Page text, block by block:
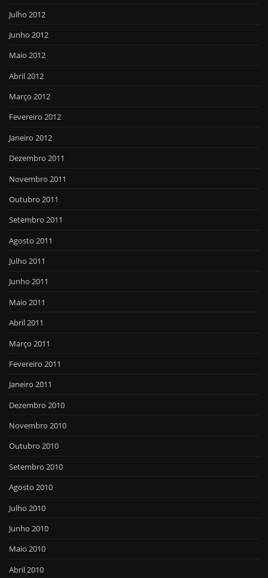
Julho 2012
Junho 2012
Maio 2012
Abril 2012
Março 2012
Fevereiro 2012
Janeiro 2012
Dezembro 2011
Novembro 2011
Outubro 2011
Setembro 2011
Agosto 2011
Julho 2011
Junho 2011
Maio 2011
Abril 2011
Março 2011
Fevereiro 2011
Janeiro 2011
Dezembro 2010
Novembro 2010
Outubro 2010
Setembro 2010
Agosto 2010
Julho 2010
Junho 2010
Maio 2010
Abril 2010